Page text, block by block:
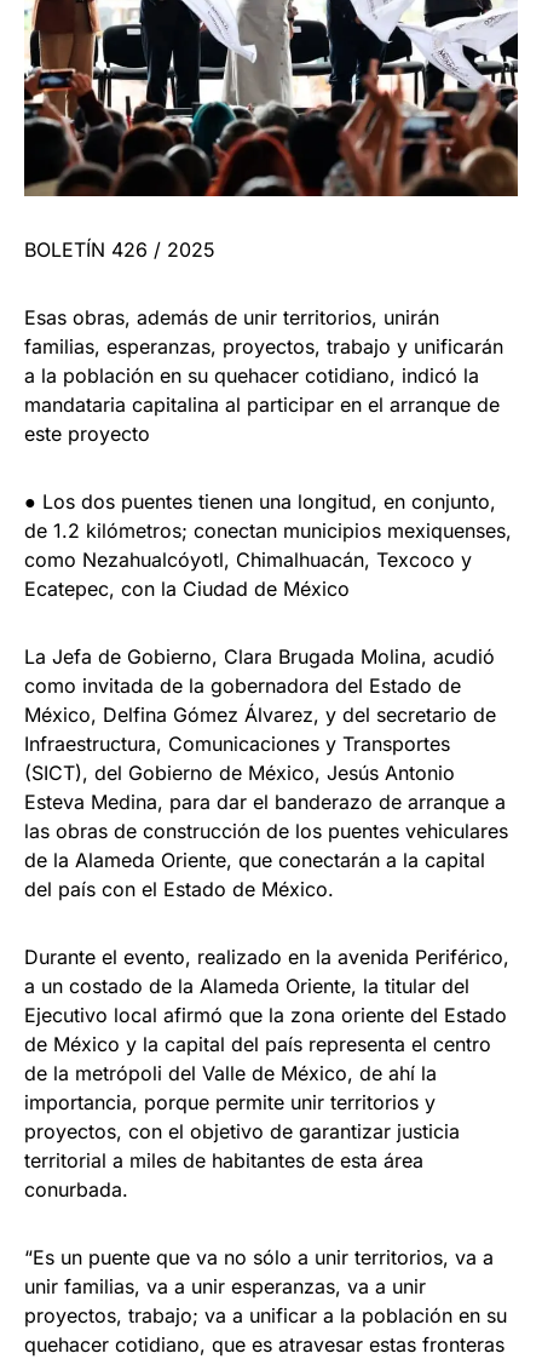
BOLETÍN 426 / 2025
Esas obras, además de unir territorios, unirán
familias, esperanzas, proyectos, trabajo y unificarán
a la población en su quehacer cotidiano, indicó la
mandataria capitalina al participar en el arranque de
este proyecto
● Los dos puentes tienen una longitud, en conjunto,
de 1.2 kilómetros; conectan municipios mexiquenses,
como Nezahualcóyotl, Chimalhuacán, Texcoco y
Ecatepec, con la Ciudad de México
La Jefa de Gobierno, Clara Brugada Molina, acudió
como invitada de la gobernadora del Estado de
México, Delfina Gómez Álvarez, y del secretario de
Infraestructura, Comunicaciones y Transportes
(SICT), del Gobierno de México, Jesús Antonio
Esteva Medina, para dar el banderazo de arranque a
las obras de construcción de los puentes vehiculares
de la Alameda Oriente, que conectarán a la capital
del país con el Estado de México.
Durante el evento, realizado en la avenida Periférico,
a un costado de la Alameda Oriente, la titular del
Ejecutivo local afirmó que la zona oriente del Estado
de México y la capital del país representa el centro
de la metrópoli del Valle de México, de ahí la
importancia, porque permite unir territorios y
proyectos, con el objetivo de garantizar justicia
territorial a miles de habitantes de esta área
conurbada.
“Es un puente que va no sólo a unir territorios, va a
unir familias, va a unir esperanzas, va a unir
proyectos, trabajo; va a unificar a la población en su
quehacer cotidiano, que es atravesar estas fronteras